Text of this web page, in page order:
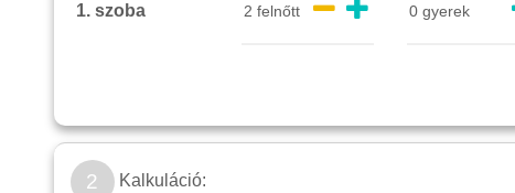
1. szoba
2 Kalkuláció: